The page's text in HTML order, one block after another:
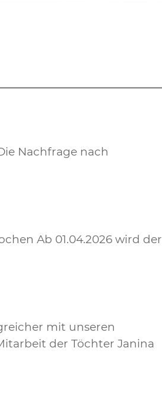
Nachfrage nach
Ab 01.04.2026 wird der
mit unseren
der Töchter Janina